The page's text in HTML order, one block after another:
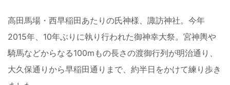
高田馬場・西早稲田あたりの氏神様、諏訪神社。今年
2015年、10年ぶりに執り行われた御神幸大祭。宮神輿や
騎馬などからなる100mもの長さの渡御行列が明治通り、
大久保通りから早稲田通りまで、約半日をかけて練り歩き